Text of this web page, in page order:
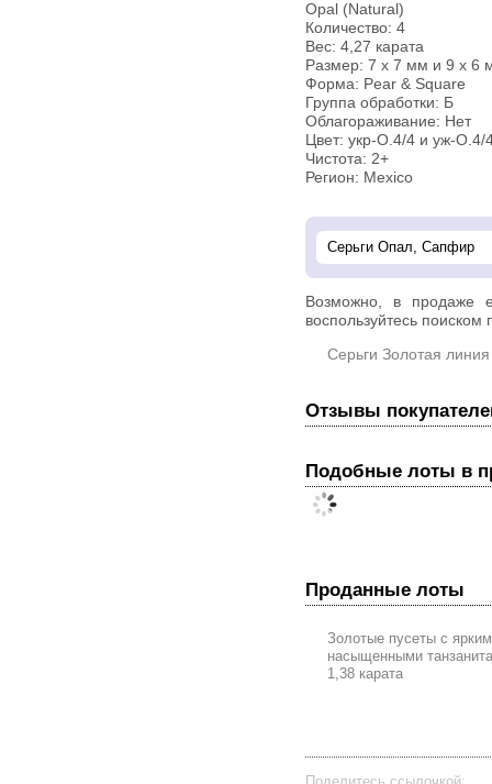
Opal (Natural)
Количество: 4
Вес: 4,27 карата
Размер: 7 х 7 мм и 9 х 6
Форма: Pear & Square
Группа обработки: Б
Облагораживание: Нет
Цвет: укр-О.4/4 и уж-О.4/
Чистота: 2+
Регион: Mexico
Возможно, в продаже
воспользуйтесь поиском
Серьги Золотая линия
Отзывы
Подобные лоты в
Проданные лоты
Золотые пусеты с
насыщенными
1,38 карата